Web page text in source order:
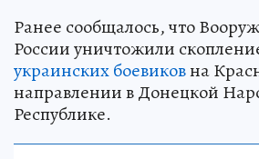
Ранее сообщалось, что
России уничтожили
украинских боевиковна
направлении в Донецкой
Республике.